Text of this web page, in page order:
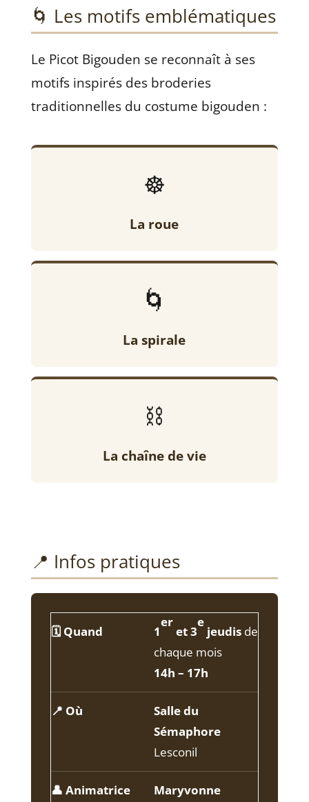
🌀 Les motifs emblématiques
Le Picot Bigouden se reconnaît à ses
motifs inspirés des broderies
traditionnelles du costume bigouden :
☸️
La roue
🌀
La spirale
⛓️
La chaîne de vie
📍 Infos pratiques
🗓️ Quand 1
er
et 3
e
jeudisde
chaque mois
14h – 17h
📍 Où
Salle du
Sémaphore
Lesconil
👤 Animatrice
Maryvonne